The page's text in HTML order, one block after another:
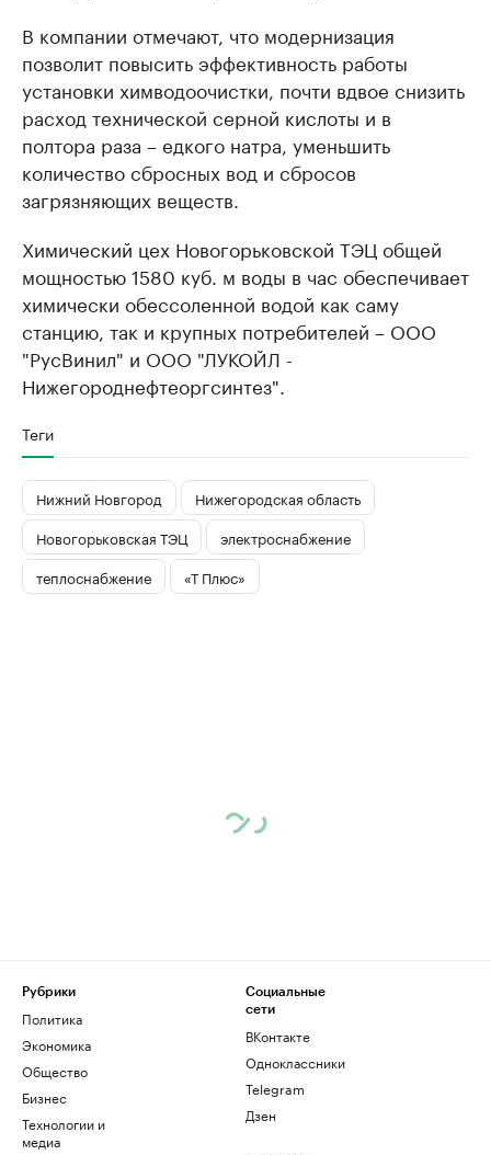
В компании отмечают, что модернизация
позволит повысить эффективность работы
установки химводоочистки, почти вдвое снизить
расход технической серной кислоты и в
полтора раза – едкого натра, уменьшить
количество сбросных вод и сбросов
загрязняющих веществ.
Химический цех Новогорьковской ТЭЦ общей
мощностью 1580 куб. м воды в час обеспечивает
химически обессоленной водой как саму
станцию, так и крупных потребителей – ООО
"РусВинил" и ООО "ЛУКОЙЛ -
Нижегороднефтеоргсинтез".
Теги
Нижний Новгород
Нижегородская область
Новогорьковская ТЭЦ
электроснабжение
теплоснабжение
«Т Плюс»
Рубрики
Политика
Экономика
Общество
Бизнес
Технологии и
медиа
Социальные
сети
ВКонтакте
Одноклассники
Telegram
Дзен